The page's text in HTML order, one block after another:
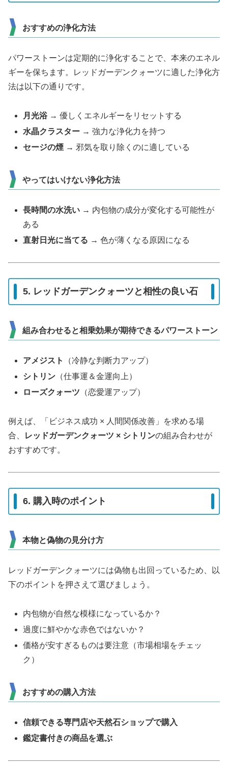
おすすめの浄化方法
パワーストーンは定期的に浄化することで、本来のエネル
ギーを保ちます。レッドガーデンクォーツに適した浄化方
法は以下の通りです。
月光浴 → 優しくエネルギーをリセットする
水晶クラスター → 強力な浄化力を持つ
セージの煙 → 邪気を取り除くのに適している
やってはいけない浄化方法
長時間の水洗い → 内包物の成分が変化する可能性が
ある
直射日光に当てる → 色が薄くなる原因になる
5. レッドガーデンクォーツと相性の良い石
組み合わせると相乗効果が期待できるパワーストーン
アメジスト
（冷静な判断力アップ）
シトリン （仕事運＆金運向上）
ローズクォーツ （恋愛運アップ）
例えば、「ビジネス成功 × 人間関係改善」を求める場
合、
レッドガーデンクォーツ × シトリンの組み合わせが
おすすめです。
6. 購入時のポイント
本物と偽物の見分け方
レッドガーデンクォーツには偽物も出回っているため、以
下のポイントを押さえて選びましょう。
内包物が自然な模様になっているか？
過度に鮮やかな赤色ではないか？
価格が安すぎるものは要注意（市場相場をチェッ
ク）
おすすめの購入方法
信頼できる専門店や天然石ショップで購入
鑑定書付きの商品を選ぶ